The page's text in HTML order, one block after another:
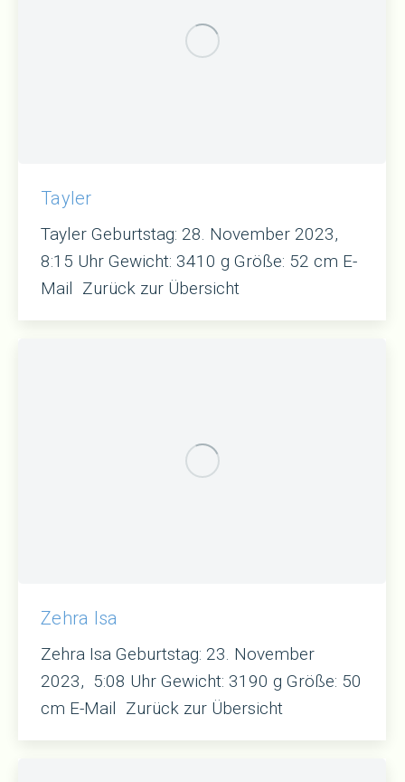
Tayler
Tayler Geburtstag: 28. November 2023,
8:15 Uhr Gewicht: 3410 g Größe: 52 cm E-
Mail Zurück zur Übersicht
Zehra Isa
Zehra Isa Geburtstag: 23. November
2023, 5:08 Uhr Gewicht: 3190 g Größe: 50
cm E-Mail Zurück zur Übersicht